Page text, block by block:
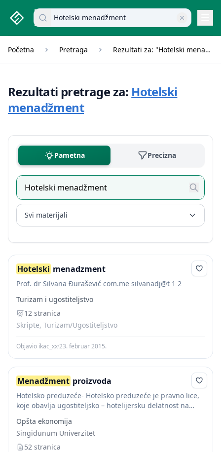
studenti.rs home page
Pretraži dokumente
Početna Pretraga Rezultati za: "Hotelski menadžment"
Rezultati pretrage za: Hotelski
menadžment
Pametna Precizna
Svi materijali
Hotelski menadzment
Prof. dr Silvana Đurašević com.me silvanadj@t 1 2
Turizam i ugostiteljstvo
12 stranica
Skripte, Turizam/Ugostiteljstvo
Objavio ikac_xx·23. februar 2015.
Menadžment proizvoda
Hotelsko preduzeće- Hotelsko preduzeće je pravno lice,
koje obavlja ugostiteljsko – hotelijersku delatnost na
postavljenih ciljeva.
podrazumeva uopšteno upravljanje hotelskih...
Opšta ekonomija
Singidunum Univerzitet
52 stranica